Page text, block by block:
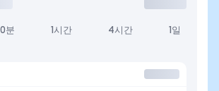
분 1시간 4시간 1일